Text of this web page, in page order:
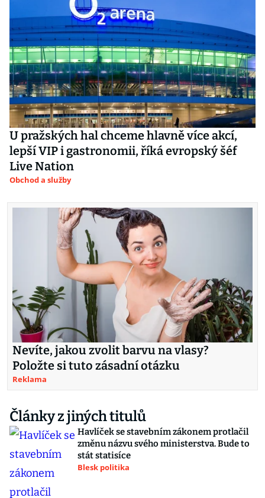
U pražských hal chceme hlavně více akcí,
lepší VIP i gastronomii, říká evropský šéf
Live Nation
Obchod a služby
Nevíte, jakou zvolit barvu na vlasy?
Položte si tuto zásadní otázku
Reklama
Články z jiných titulů
Havlíček se stavebním zákonem protlačil
změnu názvu svého ministerstva. Bude to
stát statisíce
Blesk politika